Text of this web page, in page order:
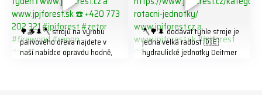
🌳🪵🌲🪓 strojů na výrobu
palivového dřeva najdete v
naší nabídce opravdu hodně,
🪓🌳🌲 dodávat tyhle stroje je
jedna velká radost 🇩🇪
hydraulické jednotky Deitmer